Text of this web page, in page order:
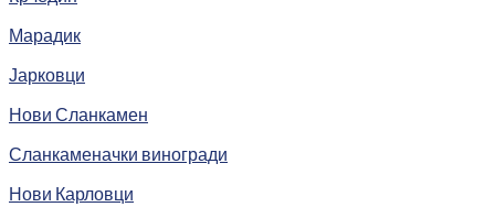
Марадик
Јарковци
Нови Сланкамен
Сланкаменачки виногради
Нови Карловци